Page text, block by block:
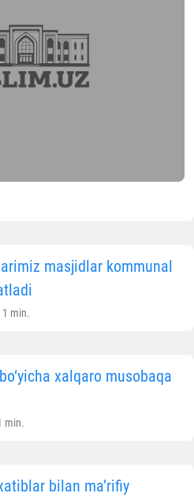
masjidlar kommunal
1 min.
xalqaro musobaqa
min.
bilan ma’rifiy